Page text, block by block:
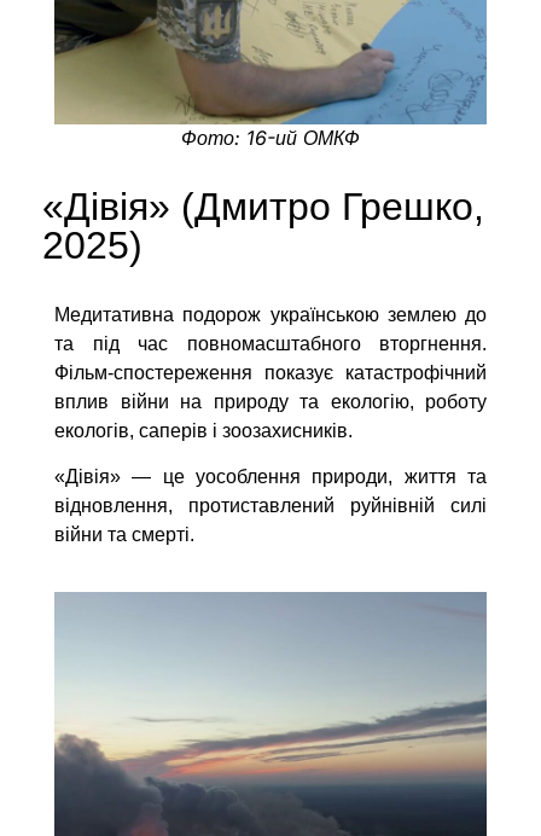
Фото: 16-ий ОМКФ
«Дівія» (Дмитро Грешко,
2025)
Медитативна подорож українською землею до
та під час повномасштабного вторгнення.
Фільм-спостереження показує катастрофічний
вплив війни на природу та екологію, роботу
екологів, саперів і зоозахисників.
«Дівія» — це уособлення природи, життя та
відновлення, протиставлений руйнівній силі
війни та смерті.